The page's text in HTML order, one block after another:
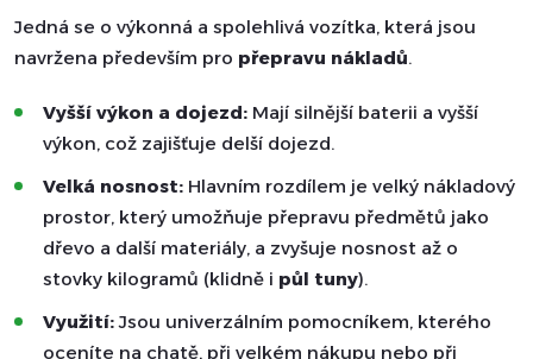
Jedná se o výkonná a spolehlivá vozítka, která jsou
navržena především pro přepravu nákladů.
Vyšší výkon a dojezd: Mají silnější baterii a vyšší
výkon, což zajišťuje delší dojezd.
Velká nosnost: Hlavním rozdílem je velký nákladový
prostor, který umožňuje přepravu předmětů jako
dřevo a další materiály, a zvyšuje nosnost až o
stovky kilogramů (klidně i půl tuny).
Využití:Jsou univerzálním pomocníkem, kterého
oceníte na chatě, při velkém nákupu nebo při